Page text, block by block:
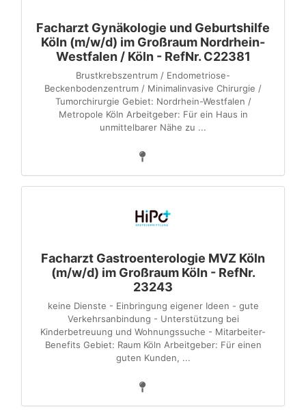
Facharzt Gynäkologie und Geburtshilfe
Köln (m/w/d) im Großraum Nordrhein-
Westfalen / Köln - RefNr. C22381
Brustkrebszentrum / Endometriose-
Beckenbodenzentrum / Minimalinvasive Chirurgie /
Tumorchirurgie Gebiet: Nordrhein-Westfalen /
Metropole Köln Arbeitgeber: Für ein Haus in
unmittelbarer Nähe zu ...
Facharzt Gastroenterologie MVZ Köln
(m/w/d) im Großraum Köln - RefNr.
23243
keine Dienste - Einbringung eigener Ideen - gute
Verkehrsanbindung - Unterstützung bei
Kinderbetreuung und Wohnungssuche - Mitarbeiter-
Benefits Gebiet: Raum Köln Arbeitgeber: Für einen
guten Kunden, ...